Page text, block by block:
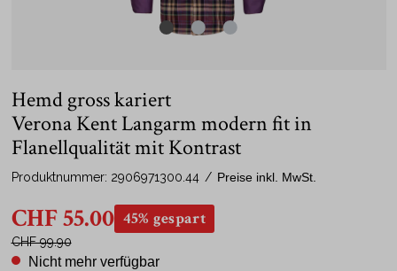
Hemd gross kariert
Verona Kent Langarm modern fit in
Flanellqualität mit Kontrast
Produktnummer: 2906971300.44 / Preise inkl. MwSt.
CHF 55.00 45% gespart
CHF 99.90
Nicht mehr verfügbar